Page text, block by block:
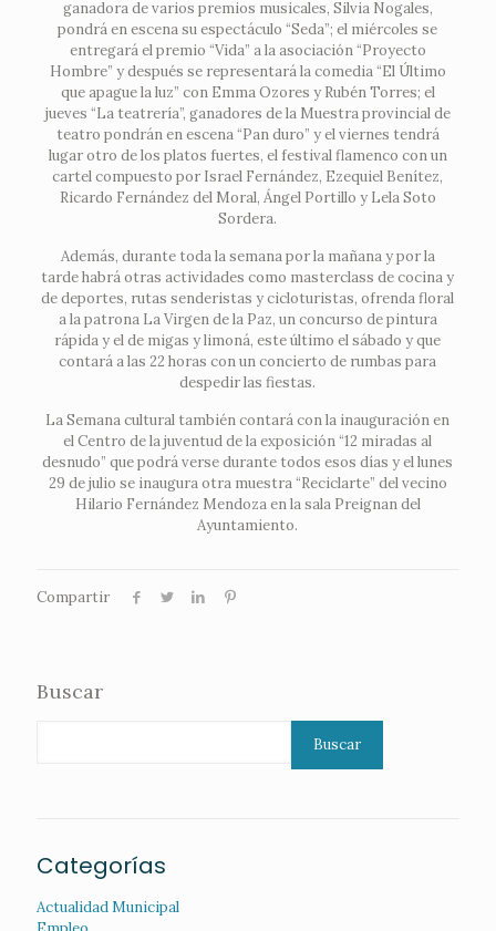
ganadora de varios premios musicales, Silvia Nogales,
pondrá en escena su espectáculo “Seda”; el miércoles se
entregará el premio “Vida” a la asociación “Proyecto
Hombre” y después se representará la comedia “El Último
que apague la luz” con Emma Ozores y Rubén Torres; el
jueves “La teatrería”, ganadores de la Muestra provincial de
teatro pondrán en escena “Pan duro” y el viernes tendrá
lugar otro de los platos fuertes, el festival flamenco con un
cartel compuesto por Israel Fernández, Ezequiel Benítez,
Ricardo Fernández del Moral, Ángel Portillo y Lela Soto
Sordera.
Además, durante toda la semana por la mañana y por la
tarde habrá otras actividades como masterclass de cocina y
de deportes, rutas senderistas y cicloturistas, ofrenda floral
a la patrona La Virgen de la Paz, un concurso de pintura
rápida y el de migas y limoná, este último el sábado y que
contará a las 22 horas con un concierto de rumbas para
despedir las fiestas.
La Semana cultural también contará con la inauguración en
el Centro de la juventud de la exposición “12 miradas al
desnudo” que podrá verse durante todos esos días y el lunes
29 de julio se inaugura otra muestra “Reciclarte” del vecino
Hilario Fernández Mendoza en la sala Preignan del
Ayuntamiento.
Compartir
Buscar
Buscar
Categorías
Actualidad Municipal